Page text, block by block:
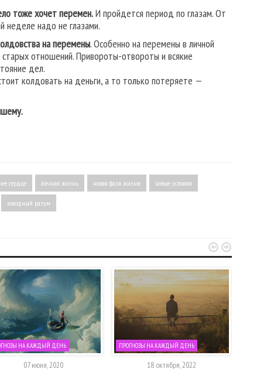
тоже хочет перемен.И пройдется период по глазам. От
неделе надо не глазами.
на перемены. Особенно на перемены в личной
отношений. Привороты-отвороты и всякие
дел.
колдовать на деньги, а то только потеряете —
сердце личная жизнь новая фаза жизни новые условия
холодный разум
НА КАЖДЫЙ ДЕНЬ
07 июня, 2020
ПРОГНОЗЫ НА КАЖДЫЙ ДЕНЬ
18 октября, 2022
 